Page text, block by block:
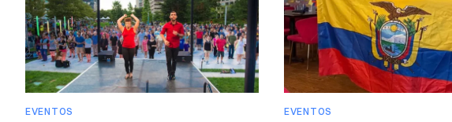
EVENTOS EVENTOS